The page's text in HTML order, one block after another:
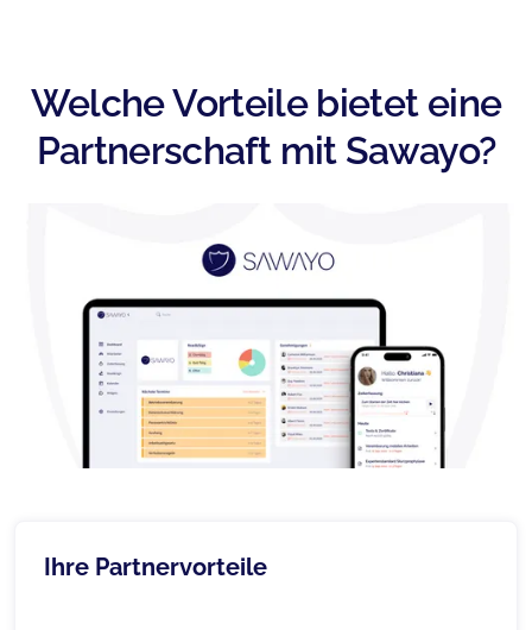
Welche Vorteile bietet eine
Partnerschaft mit Sawayo?
Ihre Partnervorteile